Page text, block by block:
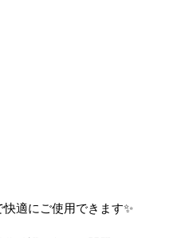
適にご使用できます✨